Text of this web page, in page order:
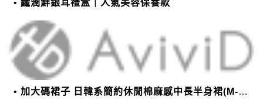
纖潤鮮銀耳禮盒｜人氣美容保養款
加大碼裙子 日韓系簡約休閒棉麻感中長半身裙(M-2XL)【XMS54038】＊艾美時尚(現+預)